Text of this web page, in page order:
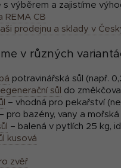
s výběrem a zajistíme
REMA CB
prodejnu a sklady v
v různých
potravinářská sůl (např.
sůl do
– vhodná pro pekařství
– pro bazény, vany a mořská
– balená v pytlích 25 kg,
kusová
zvěř